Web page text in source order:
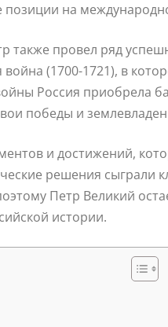
позиции на
также провел ряд
(1700-1721), в
Россия приобрела
победы и
и достижений,
решения
Петр Великий
истории.